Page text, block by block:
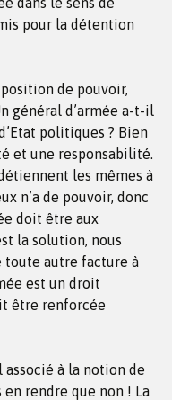
pour la détention
de pouvoir,
général d’armée a-t-il
politiques ? Bien
et une responsabilité.
les mêmes à
n’a de pouvoir, donc
doit être aux
la solution, nous
toute autre facture à
est un droit
être renforcée
à la notion de
rendre que non ! La